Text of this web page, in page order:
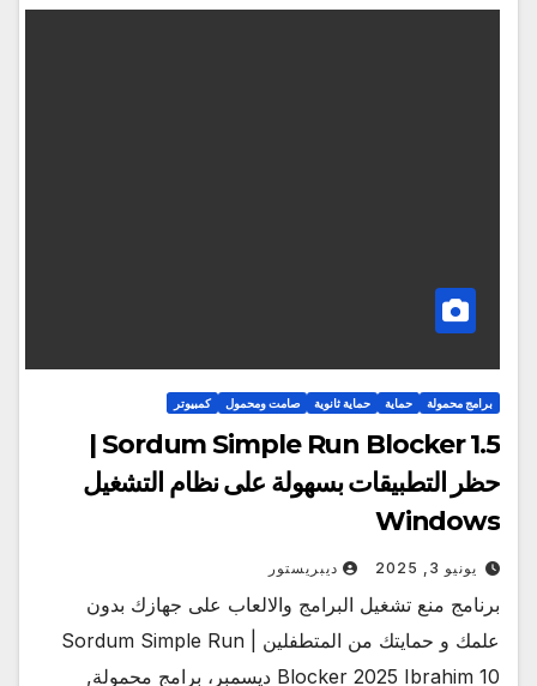
برامج محمولة حماية حماية ثانوية صامت ومحمول كمبيوتر
Sordum Simple Run Blocker 1.5 |
حظر التطبيقات بسهولة على نظام التشغيل
Windows
يونيو 3, 2025 ديبريستور
برنامج منع تشغيل البرامج والالعاب على جهازك بدون
علمك و حمايتك من المتطفلين | Sordum Simple Run
Blocker 2025 Ibrahim 10 ديسمبر، برامج محمولة,